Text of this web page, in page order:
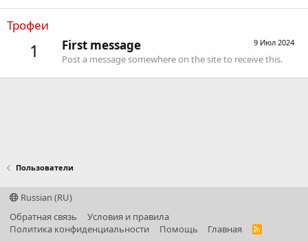
Трофеи
1 9 Июл 2024
First message
Post a message somewhere on the site to receive this.
Пользователи
Russian (RU)
Обратная связь
Условия и правила
Политика конфиденциальности
Помощь Главная
R